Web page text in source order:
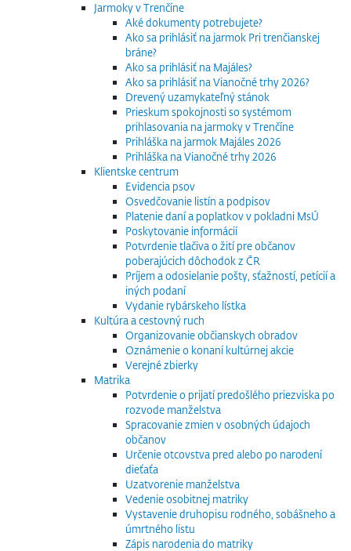
Jarmoky v Trenčíne
Aké dokumenty potrebujete?
Ako sa prihlásiť na jarmok Pri trenčianskej
bráne?
Ako sa prihlásiť na Majáles?
Ako sa prihlásiť na Vianočné trhy 2026?
Drevený uzamykateľný stánok
Prieskum spokojnosti so systémom
prihlasovania na jarmoky v Trenčíne
Prihláška na jarmok Majáles 2026
Prihláška na Vianočné trhy 2026
Klientske centrum
Evidencia psov
Osvedčovanie listín a podpisov
Platenie daní a poplatkov v pokladni MsÚ
Poskytovanie informácií
Potvrdenie tlačiva o žití pre občanov
poberajúcich dôchodok z ČR
Príjem a odosielanie pošty, sťažností, petícií a
iných podaní
Vydanie rybárskeho lístka
Kultúra a cestovný ruch
Organizovanie občianskych obradov
Oznámenie o konaní kultúrnej akcie
Verejné zbierky
Matrika
Potvrdenie o prijatí predošlého priezviska po
rozvode manželstva
Spracovanie zmien v osobných údajoch
občanov
Určenie otcovstva pred alebo po narodení
dieťaťa
Uzatvorenie manželstva
Vedenie osobitnej matriky
Vystavenie druhopisu rodného, sobášneho a
úmrtného listu
Zápis narodenia do matriky